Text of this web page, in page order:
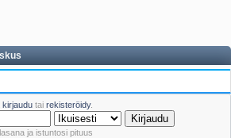
kirjaudu tai rekisteröidy.
ja istuntosi pituus